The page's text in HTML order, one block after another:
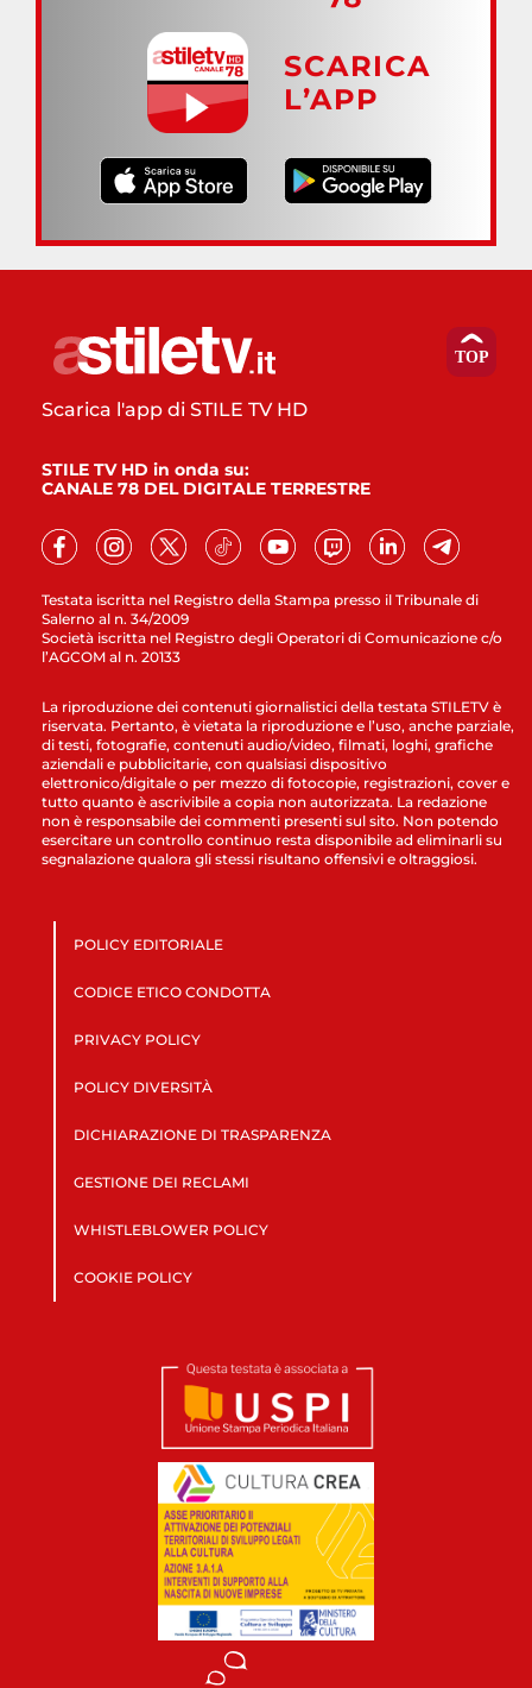
SCARICA
L’APP
Testata iscritta nel Registro della Stampa presso il Tribunale di
Salerno al n. 34/2009
Società iscritta nel Registro degli Operatori di Comunicazione c/o
l’AGCOM al n. 20133
Scarica l'app di STILE TV HD
STILE TV HD in onda su:
CANALE 78 DEL DIGITALE TERRESTRE
La riproduzione dei contenuti giornalistici della testata STILETV è
riservata. Pertanto, è vietata la riproduzione e l’uso, anche parziale,
di testi, fotografie, contenuti audio/video, filmati, loghi, grafiche
aziendali e pubblicitarie, con qualsiasi dispositivo
elettronico/digitale o per mezzo di fotocopie, registrazioni, cover e
tutto quanto è ascrivibile a copia non autorizzata. La redazione
non è responsabile dei commenti presenti sul sito. Non potendo
esercitare un controllo continuo resta disponibile ad eliminarli su
segnalazione qualora gli stessi risultano offensivi e oltraggiosi.
POLICY EDITORIALE
CODICE ETICO CONDOTTA
PRIVACY POLICY
POLICY DIVERSITÀ
DICHIARAZIONE DI TRASPARENZA
GESTIONE DEI RECLAMI
WHISTLEBLOWER POLICY
COOKIE POLICY